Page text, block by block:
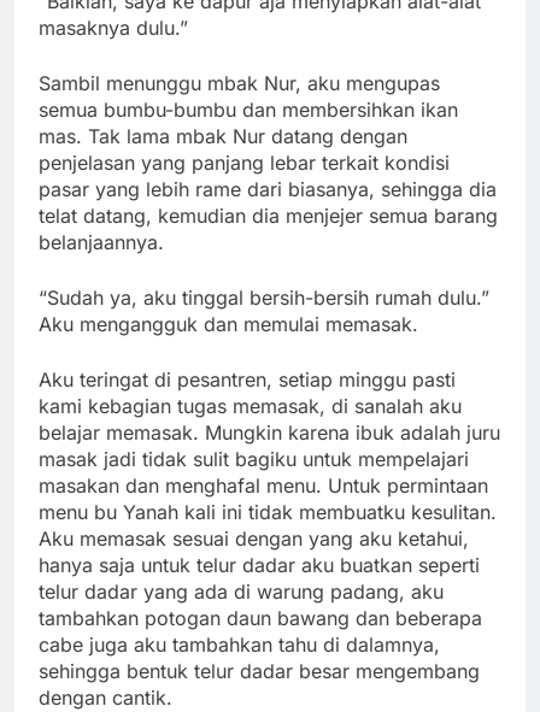
masaknya dulu.”
Sambil menunggu mbak Nur, aku mengupas
semua bumbu-bumbu dan membersihkan ikan
mas. Tak lama mbak Nur datang dengan
penjelasan yang panjang lebar terkait kondisi
pasar yang lebih rame dari biasanya, sehingga dia
telat datang, kemudian dia menjejer semua barang
belanjaannya.
“Sudah ya, aku tinggal bersih-bersih rumah dulu.”
Aku mengangguk dan memulai memasak.
Aku teringat di pesantren, setiap minggu pasti
kami kebagian tugas memasak, di sanalah aku
belajar memasak. Mungkin karena ibuk adalah juru
masak jadi tidak sulit bagiku untuk mempelajari
masakan dan menghafal menu. Untuk permintaan
menu bu Yanah kali ini tidak membuatku kesulitan.
Aku memasak sesuai dengan yang aku ketahui,
hanya saja untuk telur dadar aku buatkan seperti
telur dadar yang ada di warung padang, aku
tambahkan potogan daun bawang dan beberapa
cabe juga aku tambahkan tahu di dalamnya,
sehingga bentuk telur dadar besar mengembang
dengan cantik.